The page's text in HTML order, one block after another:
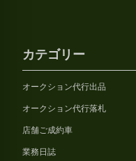
カテゴリー
オークション代行出品
オークション代行落札
店舗ご成約車
業務日誌